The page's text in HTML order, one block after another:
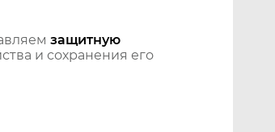
защитную
и сохранения его